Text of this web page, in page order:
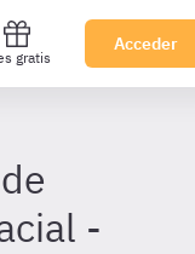
gratis
Acceder
-